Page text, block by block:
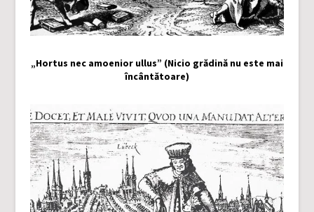
„Hortus nec amoenior ullus” (Nicio grădină nu este mai
încântătoare)